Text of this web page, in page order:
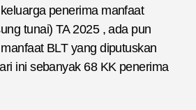
penerima manfaat
tunai) TA 2025 , ada pun
BLT yang diputuskan
ini sebanyak 68 KK penerima